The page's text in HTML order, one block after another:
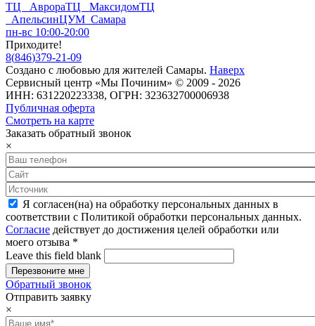
ТЦ АврораТЦ МаксидомТЦ
АпельсинЦУМ Самара
пн-вс 10:00-20:00
Приходите!
8(846)379-21-09
Создано с любовью для жителей Самары. Наверх
Сервисный центр «Мы Починим» © 2009 - 2026
ИНН: 631220223338, ОГРН: 323632700006938
Публичная оферта
Смотреть на карте
Заказать обратный звонок
×
Я согласен(на) на обработку персональных данных в
соответствии с Политикой обработки персональных данных.
Согласие действует до достижения целей обработки или
моего отзыва *
Leave this field blank
Обратный звонок
Отправить заявку
×